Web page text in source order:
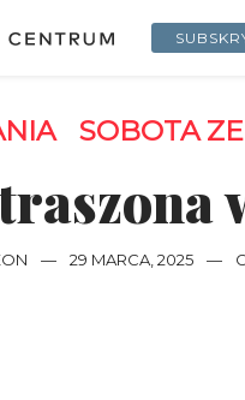
SOBOTA
— 29 MARCA, 2025 —